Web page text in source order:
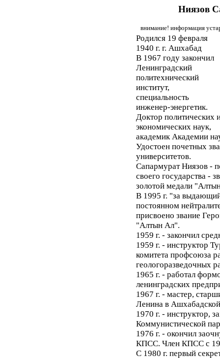
Ниязов
внимание! информация
Родился 19 февраля
1940 г. г. Ашхабад
В 1967 году закончил
Ленинградский
политехнический
институт,
специальность
инженер-энергетик.
Доктор политических
экономических наук,
академик Академии
Удостоен почетных
университетов.
Сапармурат Ниязов -
своего государства -
золотой медали
В 1995 г. "за
постоянном
присвоено звание
"Алтын Ал".
1959 г. - закончил
1959 г. - инструктор
комитета профсоюза
геологоразведочных
1965 г. - работал
ленинградских
1967 г. - мастер,
Ленина в
1970 г. - инструктор,
Коммунистической
1976 г. - окончил
КПСС. Член КПСС с
С 1980 г. первый